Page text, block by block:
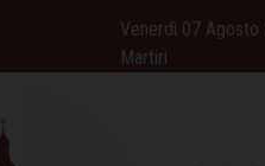
Venerdì 07 Agosto
Martiri